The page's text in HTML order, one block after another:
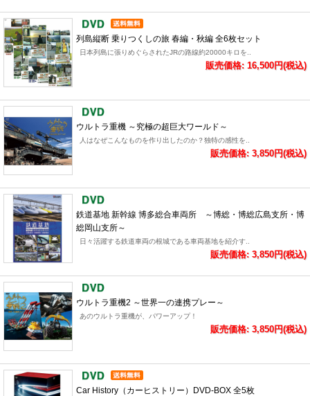
列島縦断 乗りつくしの旅 春編・秋編 全6枚セット
日本列島に張りめぐらされたJRの路線約20000キロを..
販売価格: 16,500円(税込)
ウルトラ重機 ～究極の超巨大ワールド～
人はなぜこんなものを作り出したのか？独特の感性を..
販売価格: 3,850円(税込)
鉄道基地 新幹線 博多総合車両所 ～博総・博総広島支所・博
総岡山支所～
日々活躍する鉄道車両の根城である車両基地を紹介す..
販売価格: 3,850円(税込)
ウルトラ重機2 ～世界一の連携プレー～
あのウルトラ重機が、パワーアップ！
販売価格: 3,850円(税込)
Car History（カーヒストリー）DVD-BOX 全5枚